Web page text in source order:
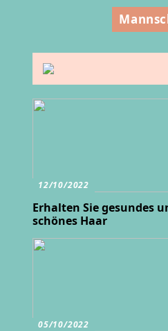
12/10/2022
Erhalten Sie gesundes
schönes Haar
05/10/2022